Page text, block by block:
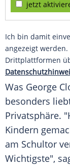
jetzt
Ich bin damit
angezeigt
Drittplattformen
Was George
besonders
Privatsphäre.
Kindern
am Schultor
Wichtigste",